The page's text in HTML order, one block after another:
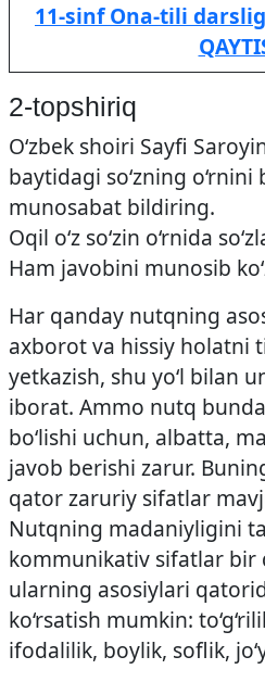
11-sinf Ona-tili
2-topshiriq
O‘zbek shoiri Sayfi
baytidagi so‘zning
munosabat bildiring.
Oqil o‘z so‘zin o‘rnida
Ham javobini munosib
Har qanday nutqning
axborot va hissiy holatni
yetkazish, shu yo‘l bilan
iborat. Ammo nutq
bo‘lishi uchun, albatta,
javob berishi zarur.
qator zaruriy sifatlar
Nutqning madaniyligini
kommunikativ sifatlar bir
ularning asosiylari
ko‘rsatish mumkin:
ifodalilik, boylik, soflik,